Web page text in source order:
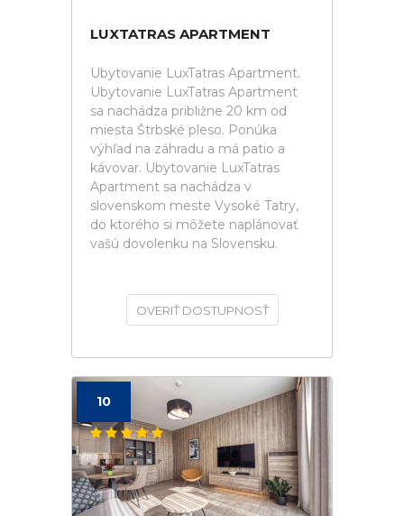
LUXTATRAS APARTMENT
Ubytovanie LuxTatras Apartment.
Ubytovanie LuxTatras Apartment
sa nachádza približne 20 km od
miesta Štrbské pleso. Ponúka
výhľad na záhradu a má patio a
kávovar. Ubytovanie LuxTatras
Apartment sa nachádza v
slovenskom meste Vysoké Tatry,
do ktorého si môžete naplánovať
vašú dovolenku na Slovensku.
OVERIŤ DOSTUPNOSŤ
10